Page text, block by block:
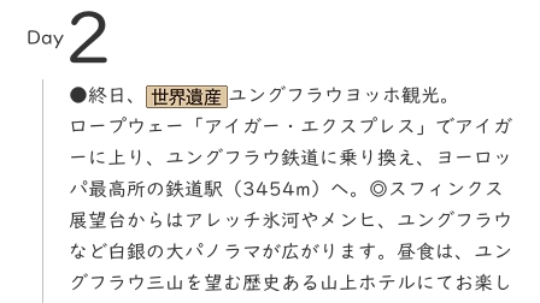
Day 2
●終日、
ユングフラウヨッホ観光。
ロープウェー「アイガー・エクスプレス」でアイガ
ーに上り、ユングフラウ鉄道に乗り換え、ヨーロッ
パ最高所の鉄道駅（3454m）へ。◎スフィンクス
展望台からはアレッチ氷河やメンヒ、ユングフラウ
など白銀の大パノラマが広がります。昼食は、ユン
グフラウ三山を望む歴史ある山上ホテルにてお楽し